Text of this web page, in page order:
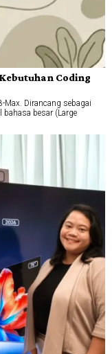
Coding
Max. Dirancang sebagai
besar (Large